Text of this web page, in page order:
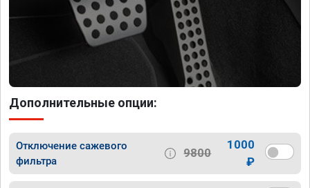
Дополнительные опции:
Отключение сажевого
фильтра
9800
1000
₽